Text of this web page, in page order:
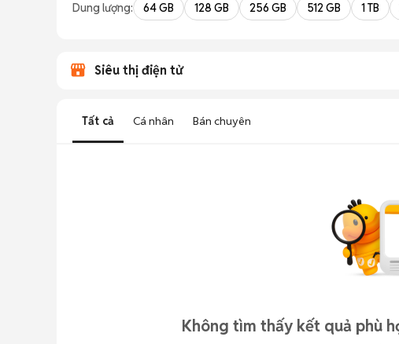
Dung lượng: 64 GB 128 GB 256 GB 512 GB 1 TB
Siêu thị điện tử
Tất cả Cá nhân Bán chuyên
Không tìm thấy kết quả phù